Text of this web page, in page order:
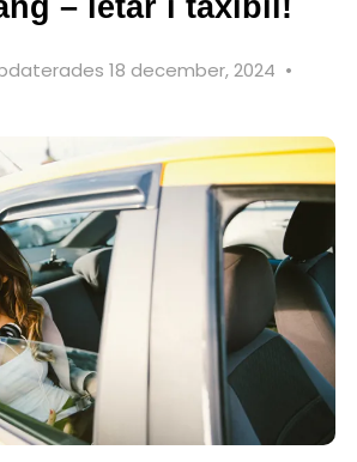
18 december, 2024 •